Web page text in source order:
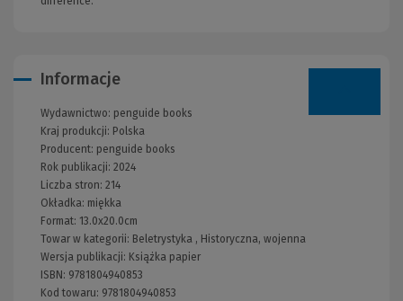
Informacje
Wydawnictwo: penguide books
Kraj produkcji: Polska
Producent: penguide books
Rok publikacji: 2024
Liczba stron: 214
Okładka: miękka
Format: 13.0x20.0cm
Towar w kategorii: Beletrystyka , Historyczna, wojenna
Wersja publikacji: Książka papier
ISBN: 9781804940853
Kod towaru: 9781804940853